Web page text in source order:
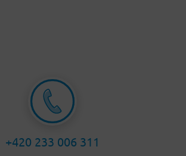
+420 233 006 311